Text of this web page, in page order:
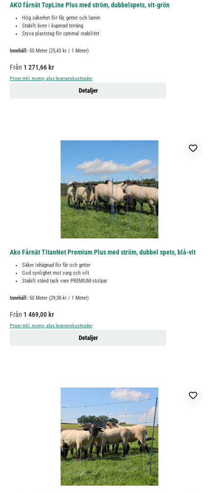
AKO fårnät TopLine Plus med ström, dubbelspets, vit-grön
Hög säkerhet för får, getter och lamm
Stabilt även i kuperad terräng
Styva plaststag för optimal stabilitet
Innehåll: 50 Meter (25,43 kr / 1 Meter)
Ordinarie pris:
Från 1 271,66 kr
Priser inkl. moms, plus leveranskostnader
Detaljer
Ako Fårnät TitanNet Premium Plus med ström, dubbel spets, blå-vit
Säker inhägnad för får och getter
God synlighet mot varg och vilt
Stabilt stånd tack vare PREMIUM-stolpar
Innehåll: 50 Meter (29,38 kr / 1 Meter)
Ordinarie pris:
Från 1 469,00 kr
Priser inkl. moms, plus leveranskostnader
Detaljer